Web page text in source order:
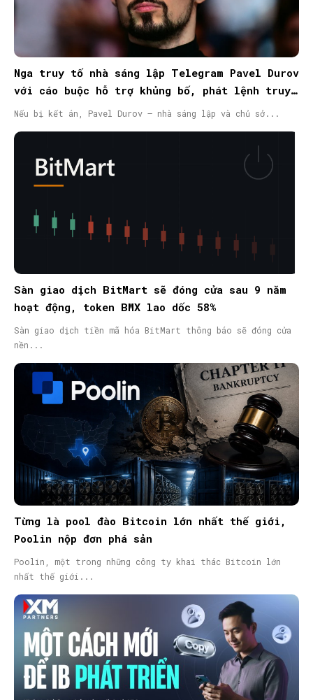
Nga truy tố nhà sáng lập Telegram Pavel Durov
với cáo buộc hỗ trợ khủng bố, phát lệnh truy
nã quốc tế
Nếu bị kết án, Pavel Durov – nhà sáng lập và chủ sở...
Sàn giao dịch BitMart sẽ đóng cửa sau 9 năm
hoạt động, token BMX lao dốc 58%
Sàn giao dịch tiền mã hóa BitMart thông báo sẽ đóng cửa
nền...
Từng là pool đào Bitcoin lớn nhất thế giới,
Poolin nộp đơn phá sản
Poolin, một trong những công ty khai thác Bitcoin lớn
nhất thế giới...